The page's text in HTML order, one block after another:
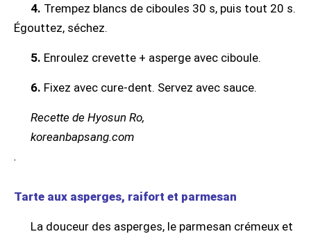
4. Trempez blancs de ciboules 30 s, puis tout 20 s.
Égouttez, séchez.
5. Enroulez crevette + asperge avec ciboule.
6. Fixez avec cure-dent. Servez avec sauce.
Recette de Hyosun Ro,
koreanbapsang.com
.
Tarte aux asperges, raifort et parmesan
La douceur des asperges, le parmesan crémeux et